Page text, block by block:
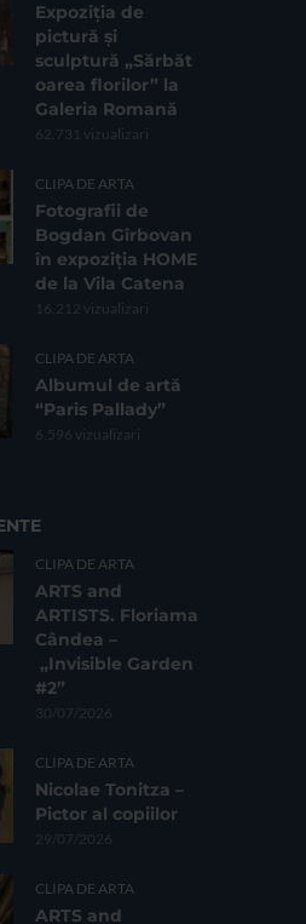
Expoziția de
pictură și
sculptură „Sărbăt
oarea florilor” la
Galeria Romană
62.731 vizualizari
CLIPA DE ARTA
Fotografii de
Bogdan Gîrbovan
în expoziția HOME
de la Vila Catena
16.212 vizualizari
CLIPA DE ARTA
Albumul de artă
“Paris Pallady”
6.596 vizualizari
CLIPA DE ARTA
ARTS and
ARTISTS. Floriama
Cândea –
„Invisible Garden
#2”
30/07/2026
CLIPA DE ARTA
Nicolae Tonitza –
Pictor al copiilor
29/07/2026
CLIPA DE ARTA
ARTS and